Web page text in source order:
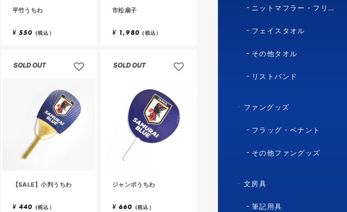
平竹うちわ
¥ 550 (税込）
市松扇子
¥ 1,980 (税込）
SOLD OUT
【SALE】小判うちわ
¥ 440 (税込）
SOLD OUT
ジャンボうちわ
¥ 660 (税込）
ニットマフラー・フリースマフラー
フェイスタオル
その他タオル
リストバンド
ファングッズ
フラッグ・ペナント
その他ファングッズ
文房具
筆記用具